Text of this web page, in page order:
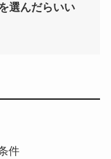
選んだらいい
件